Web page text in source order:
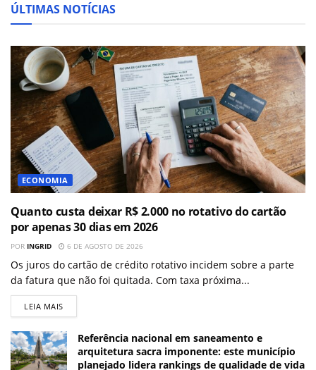
ÚLTIMAS NOTÍCIAS
ECONOMIA
Quanto custa deixar R$ 2.000 no rotativo do cartão
por apenas 30 dias em 2026
POR INGRID 6 DE AGOSTO DE 2026
Os juros do cartão de crédito rotativo incidem sobre a parte
da fatura que não foi quitada. Com taxa próxima...
LEIA MAIS
Referência nacional em saneamento e
arquitetura sacra imponente: este município
planejado lidera rankings de qualidade de vida